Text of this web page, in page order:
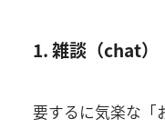
1. 雑談（chat）
要するに気楽な「